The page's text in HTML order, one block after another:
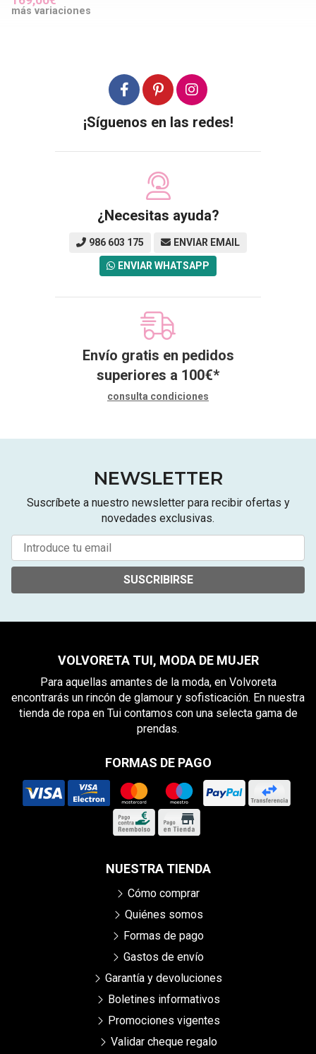
más variaciones
¡Síguenos en las redes!
¿Necesitas ayuda?
986 603 175 ENVIAR EMAIL
ENVIAR WHATSAPP
Envío gratis en pedidos
superiores a 100€*
consulta condiciones
NEWSLETTER
Suscríbete a nuestro newsletter para recibir ofertas y
novedades exclusivas.
SUSCRIBIRSE
VOLVORETA TUI, MODA DE MUJER
Para aquellas amantes de la moda, en Volvoreta
encontrarás un rincón de glamour y sofisticación. En nuestra
tienda de ropa en Tui contamos con una selecta gama de
prendas.
FORMAS DE PAGO
NUESTRA TIENDA
Cómo comprar
Quiénes somos
Formas de pago
Gastos de envío
Garantía y devoluciones
Boletines informativos
Promociones vigentes
Validar cheque regalo